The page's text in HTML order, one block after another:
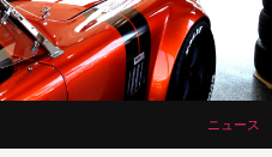
ニュース